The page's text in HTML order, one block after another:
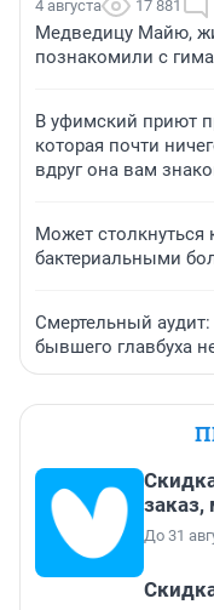
4 августа 17 881
Медведицу Майю,
познакомили с
В уфимский приют
которая почти
вдруг она вам
Может
бактериальными
Смертельный аудит:
бывшего главбуха
До 31